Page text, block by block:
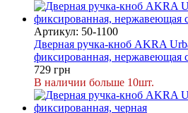
Артикул: 50-1100
Дверная ручка-кноб AKRA
фиксированная, нержавеющая
729 грн
В наличии больше 10шт.